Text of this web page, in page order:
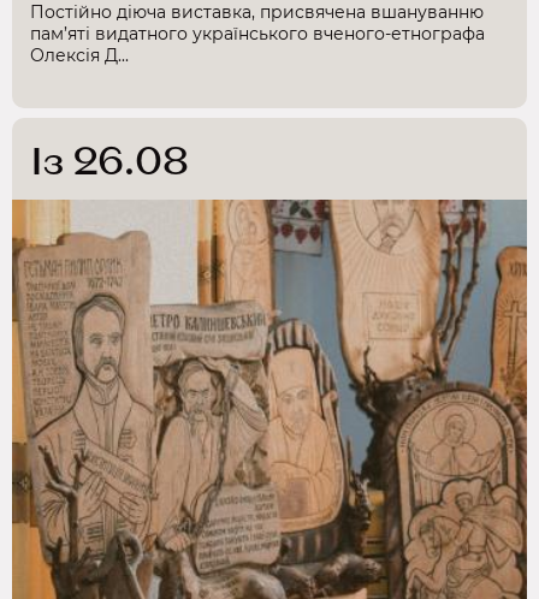
Постійно діюча виставка, присвячена вшануванню
пам’яті видатного українського вченого-етнографа
Олексія Д...
Із 26.08